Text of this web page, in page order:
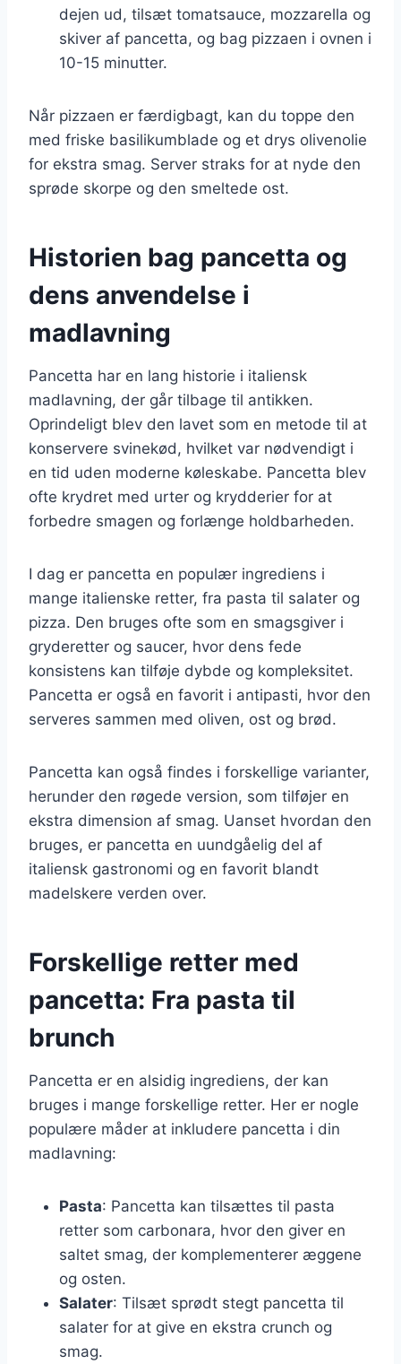
dejen ud, tilsæt tomatsauce, mozzarella og
skiver af pancetta, og bag pizzaen i ovnen i
10-15 minutter.
Når pizzaen er færdigbagt, kan du toppe den
med friske basilikumblade og et drys olivenolie
for ekstra smag. Server straks for at nyde den
sprøde skorpe og den smeltede ost.
Historien bag pancetta og
dens anvendelse i
madlavning
Pancetta har en lang historie i italiensk
madlavning, der går tilbage til antikken.
Oprindeligt blev den lavet som en metode til at
konservere svinekød, hvilket var nødvendigt i
en tid uden moderne køleskabe. Pancetta blev
ofte krydret med urter og krydderier for at
forbedre smagen og forlænge holdbarheden.
I dag er pancetta en populær ingrediens i
mange italienske retter, fra pasta til salater og
pizza. Den bruges ofte som en smagsgiver i
gryderetter og saucer, hvor dens fede
konsistens kan tilføje dybde og kompleksitet.
Pancetta er også en favorit i antipasti, hvor den
serveres sammen med oliven, ost og brød.
Pancetta kan også findes i forskellige varianter,
herunder den røgede version, som tilføjer en
ekstra dimension af smag. Uanset hvordan den
bruges, er pancetta en uundgåelig del af
italiensk gastronomi og en favorit blandt
madelskere verden over.
Forskellige retter med
pancetta: Fra pasta til
brunch
Pancetta er en alsidig ingrediens, der kan
bruges i mange forskellige retter. Her er nogle
populære måder at inkludere pancetta i din
madlavning:
Pasta: Pancetta kan tilsættes til pasta
retter som carbonara, hvor den giver en
saltet smag, der komplementerer æggene
og osten.
Salater: Tilsæt sprødt stegt pancetta til
salater for at give en ekstra crunch og
smag.